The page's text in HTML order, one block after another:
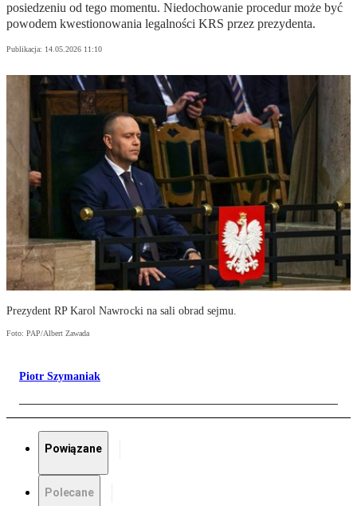
posiedzeniu od tego momentu. Niedochowanie procedur może być
powodem kwestionowania legalności KRS przez prezydenta.
Publikacja: 14.05.2026 11:10
Prezydent RP Karol Nawrocki na sali obrad sejmu.
Foto: PAP/Albert Zawada
Piotr Szymaniak
Powiązane
Polecane